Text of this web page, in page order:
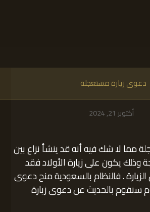
دعوى زيارة مستعجلة
أكتوبر 21, 2024
مما لا شك فيه أنه قد ينشأ نزاع بين
وذلك يكون على زيارة الأولاد فقد
. فالنظام بالسعودية منح دعوى
سنقوم بالحديث عن دعوى زيارة